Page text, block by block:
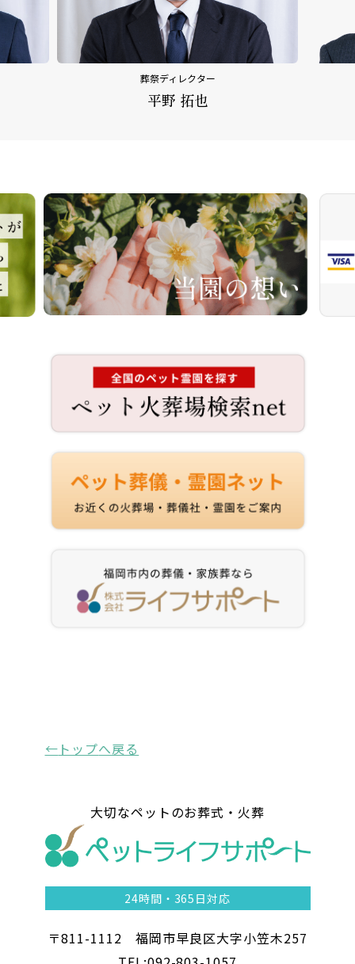
内田 乃文
トップへ戻る
大切なペットのお葬式・火葬
24時間・ 365日対応
〒811-1112 福岡市早良区大字小笠木257